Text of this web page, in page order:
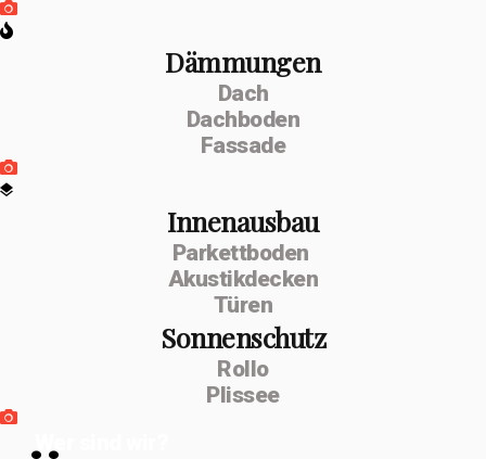
Dämmungen
Dach
Dachboden
Fassade
Innenausbau
Parkettboden
Akustikdecken
Türen
Sonnenschutz
Rollo
Plissee